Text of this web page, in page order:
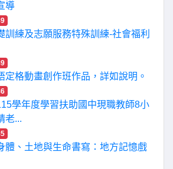
導
訓練及志願服務特殊訓練-社會福利
定格動畫創作班作品，詳如說明。
學年度學習扶助國中現職教師8小
老...
體、土地與生命書寫：地方記憶戲